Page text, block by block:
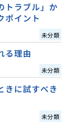
トラブル」か
ポイント
未分類
る理由
未分類
きに試すべき
未分類